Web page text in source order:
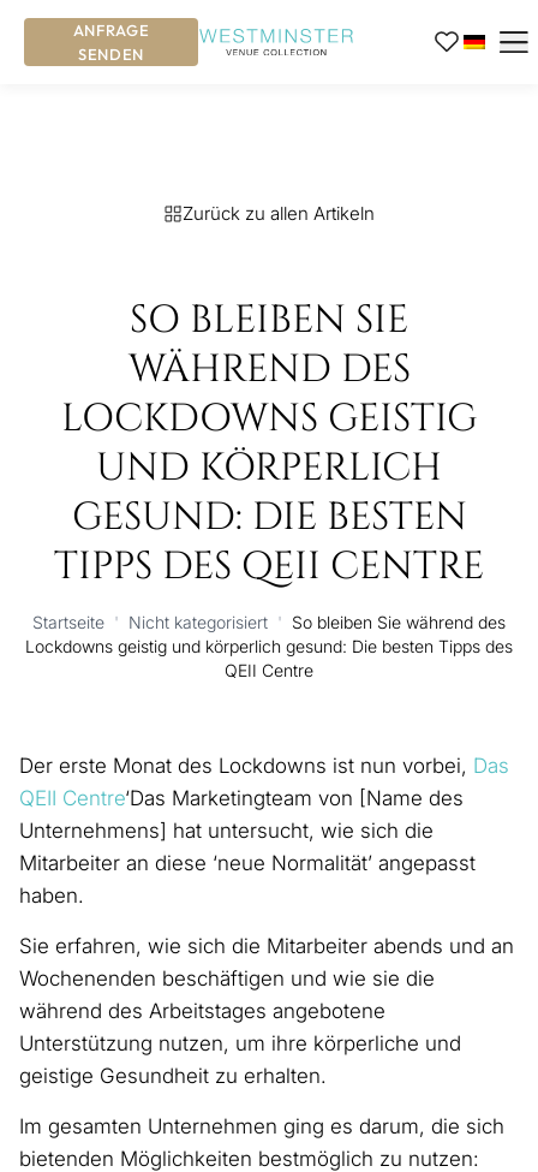
ANFRAGE
SENDEN
Zurück zu allen Artikeln
SO BLEIBEN SIE
WÄHREND DES
LOCKDOWNS GEISTIG
UND KÖRPERLICH
GESUND: DIE BESTEN
TIPPS DES QEII CENTRE
Startseite ' Nicht kategorisiert ' So bleiben Sie während des
Lockdowns geistig und körperlich gesund: Die besten Tipps des
QEII Centre
Der erste Monat des Lockdowns ist nun vorbei, Das
QEII Centre‘Das Marketingteam von [Name des
Unternehmens] hat untersucht, wie sich die
Mitarbeiter an diese ‘neue Normalität’ angepasst
haben.
Sie erfahren, wie sich die Mitarbeiter abends und an
Wochenenden beschäftigen und wie sie die
während des Arbeitstages angebotene
Unterstützung nutzen, um ihre körperliche und
geistige Gesundheit zu erhalten.
Im gesamten Unternehmen ging es darum, die sich
bietenden Möglichkeiten bestmöglich zu nutzen: